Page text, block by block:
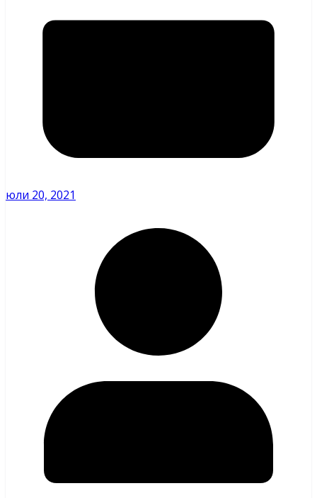
юли 20, 2021